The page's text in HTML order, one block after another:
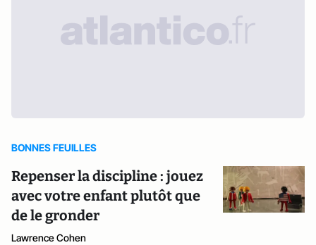
BONNES FEUILLES
Repenser la discipline : jouez
avec votre enfant plutôt que
de le gronder
Lawrence Cohen